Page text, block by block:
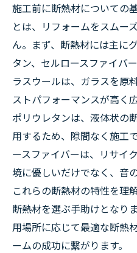
断熱リフォーム
家全体の断熱性能
断熱リフォームの
断熱リフォーム
長寿命でエコな
ーム
断熱リフォーム
埼玉県で断熱リフォ
断熱リフォーム
事前に確認すべき
断熱リフォーム
トラブルを避ける
施工前に断熱材についての
とは、リフォームをスムー
ん。まず、断熱材には主に
タン、セルロースファイバ
ラスウールは、ガラスを原
ストパフォーマンスが高く
ポリウレタンは、液体状の
用するため、隙間なく施工
ースファイバーは、リサイ
境に優しいだけでなく、音
これらの断熱材の特性を理
断熱材を選ぶ手助けとなり
用場所に応じて最適な断熱
ームの成功に繋がります。